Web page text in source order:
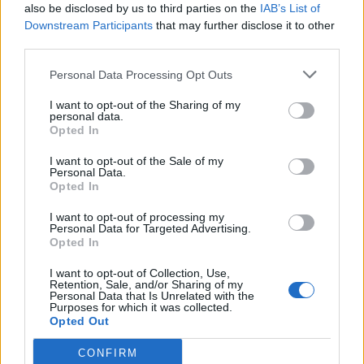
also be disclosed by us to third parties on the IAB’s List of
Downstream Participants that may further disclose it to other
Personal Data Processing Opt Outs
I want to opt-out of the Sharing of my
personal data.
Opted In
I want to opt-out of the Sale of my
Personal Data.
Opted In
I want to opt-out of processing my
Personal Data for Targeted Advertising.
Opted In
I want to opt-out of Collection, Use,
Retention, Sale, and/or Sharing of my
Personal Data that Is Unrelated with the
Purposes for which it was collected.
Opted Out
CONFIRM
11 Φεβρουαρίου το οποίο επικαιροποιήθηκε
στις 15 Φεβρουαρίου, συμμετείχε σε συσκέψεις
στην ενεργοποίηση εκτάκτων μετρήσεων/
ραδιοβολίσεων και προσωπικού.